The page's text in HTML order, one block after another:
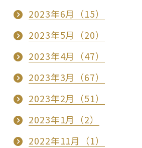
2023年6月（15）
2023年5月（20）
2023年4月（47）
2023年3月（67）
2023年2月（51）
2023年1月（2）
2022年11月（1）